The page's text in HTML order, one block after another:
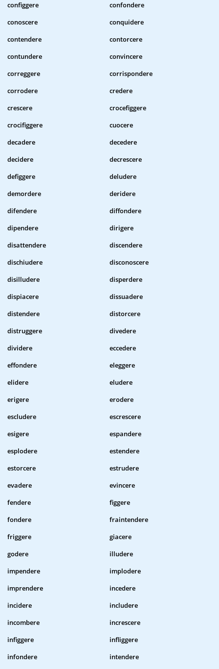
configgere
confondere
conoscere
conquidere
contendere
contorcere
contundere
convincere
correggere
corrispondere
corrodere
credere
crescere
crocefiggere
crocifiggere
cuocere
decadere
decedere
decidere
decrescere
defiggere
deludere
demordere
deridere
difendere
diffondere
dipendere
dirigere
disattendere
discendere
dischiudere
disconoscere
disilludere
disperdere
dispiacere
dissuadere
distendere
distorcere
distruggere
divedere
dividere
eccedere
effondere
eleggere
elidere
eludere
erigere
erodere
escludere
escrescere
esigere
espandere
esplodere
estendere
estorcere
estrudere
evadere
evincere
fendere
figgere
fondere
fraintendere
friggere
giacere
godere
illudere
impendere
implodere
imprendere
incedere
incidere
includere
incombere
increscere
infiggere
infliggere
infondere
intendere